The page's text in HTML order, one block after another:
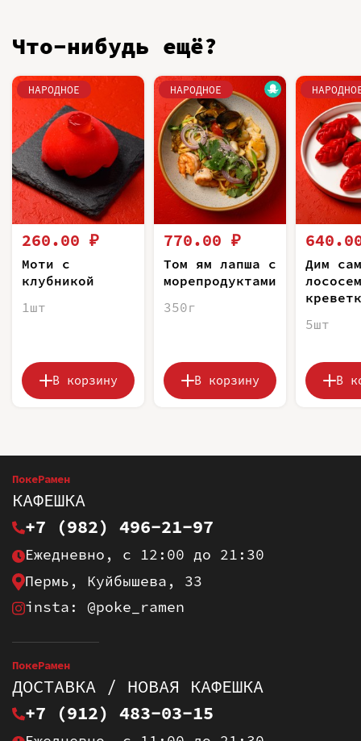
Что-нибудь ещё?
НАРОДНОЕ
260.00 ₽
Моти с
клубникой
1шт
В корзину
НАРОДНОЕ
770.00 ₽
Том ям лапша с
морепродуктами
350г
В корзину
Дим
5шт
В
ПокеРамен
КАФЕШКА
+7 (982) 496-21-97
Ежедневно, с 12:00 до 21:30
Пермь, Куйбышева, 33
insta: @poke_ramen
ПокеРамен
ДОСТАВКА / НОВАЯ КАФЕШКА
+7 (912) 483-03-15